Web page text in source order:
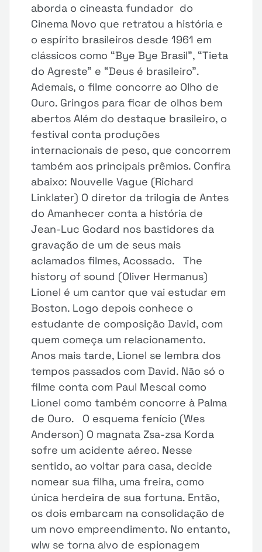
aborda o cineasta fundador do
Cinema Novo que retratou a história e
o espírito brasileiros desde 1961 em
clássicos como “Bye Bye Brasil”, “Tieta
do Agreste” e “Deus é brasileiro”.
Ademais, o filme concorre ao Olho de
Ouro. Gringos para ficar de olhos bem
abertos Além do destaque brasileiro, o
festival conta produções
internacionais de peso, que concorrem
também aos principais prêmios. Confira
abaixo: Nouvelle Vague (Richard
Linklater) O diretor da trilogia de Antes
do Amanhecer conta a história de
Jean-Luc Godard nos bastidores da
gravação de um de seus mais
aclamados filmes, Acossado. The
history of sound (Oliver Hermanus)
Lionel é um cantor que vai estudar em
Boston. Logo depois conhece o
estudante de composição David, com
quem começa um relacionamento.
Anos mais tarde, Lionel se lembra dos
tempos passados com David. Não só o
filme conta com Paul Mescal como
Lionel como também concorre à Palma
de Ouro. O esquema fenício (Wes
Anderson) O magnata Zsa-zsa Korda
sofre um acidente aéreo. Nesse
sentido, ao voltar para casa, decide
nomear sua filha, uma freira, como
única herdeira de sua fortuna. Então,
os dois embarcam na consolidação de
um novo empreendimento. No entanto,
wlw se torna alvo de espionagem